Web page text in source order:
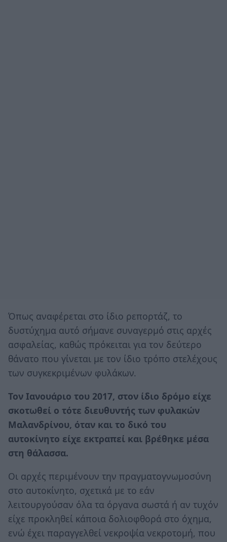
Όπως αναφέρεται στο ίδιο ρεπορτάζ, το
δυστύχημα αυτό σήμανε συναγερμό στις αρχές
ασφαλείας, καθώς πρόκειται για τον δεύτερο
θάνατο που γίνεται με τον ίδιο τρόπο στελέχους
των συγκεκριμένων φυλάκων.
Τον Ιανουάριο του 2017, στον ίδιο δρόμο είχε
σκοτωθεί ο τότε διευθυντής των φυλακών
Μαλανδρίνου, όταν και το δικό του
αυτοκίνητο είχε εκτραπεί και βρέθηκε μέσα
στη θάλασσα.
Οι αρχές περιμένουν την πραγματογνωμοσύνη
στο αυτοκίνητο, σχετικά με το εάν
λειτουργούσαν όλα τα όργανα σωστά ή αν τυχόν
είχε προκληθεί κάποια δολιοφθορά στο όχημα,
ενώ έχει παραγγελθεί νεκροψία νεκροτομή, που